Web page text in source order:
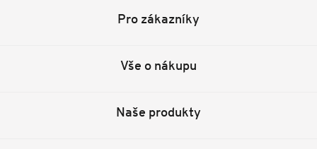
Pro zákazníky
Vše o nákupu
Naše produkty